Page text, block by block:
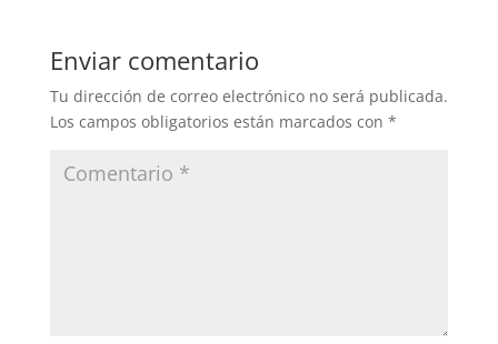
Enviar comentario
Tu dirección de correo electrónico no será publicada.
Los campos obligatorios están marcados con *